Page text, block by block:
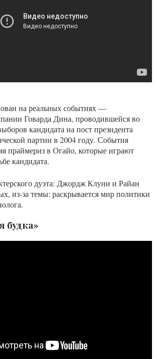
на реальных событиях —
Говарда Дина, проводившейся во
кандидата на пост президента
партии в 2004 году. События
праймериз в Огайо, которые играют
кандидата.
дуэта: Джордж Клуни и Райан
из-за темы: раскрывается мир политики
будка»